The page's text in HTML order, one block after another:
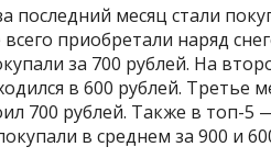
последний месяц стали
приобретали наряд
за 700 рублей. На
в 600 рублей. Третье
700 рублей. Также в топ-5
в среднем за 900 и